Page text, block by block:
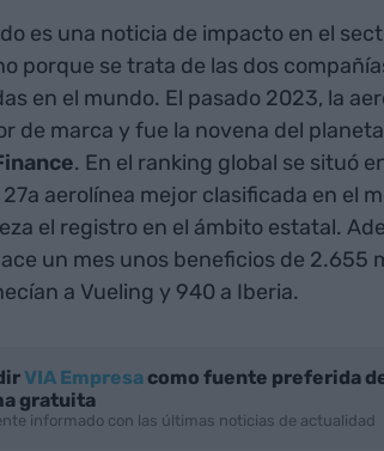
es una noticia de impacto en el
porque se trata de las dos
en el mundo. El pasado 2023, la
de marca y fue la novena del
. En el ranking global se situó
27a aerolínea mejor clasificada en el
el registro en el ámbito estatal.
un mes unos beneficios de 2.655
a Vueling y 940 a Iberia.
VIA Empresacomo fuente preferida
gratuita
informado con las últimas noticias de actualidad